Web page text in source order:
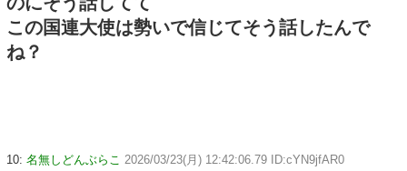
この国連大使は勢いで信じてそう話したんで
ね？
10: 名無しどんぶらこ 2026/03/23(月) 12:42:06.79 ID:cYN9jfAR0